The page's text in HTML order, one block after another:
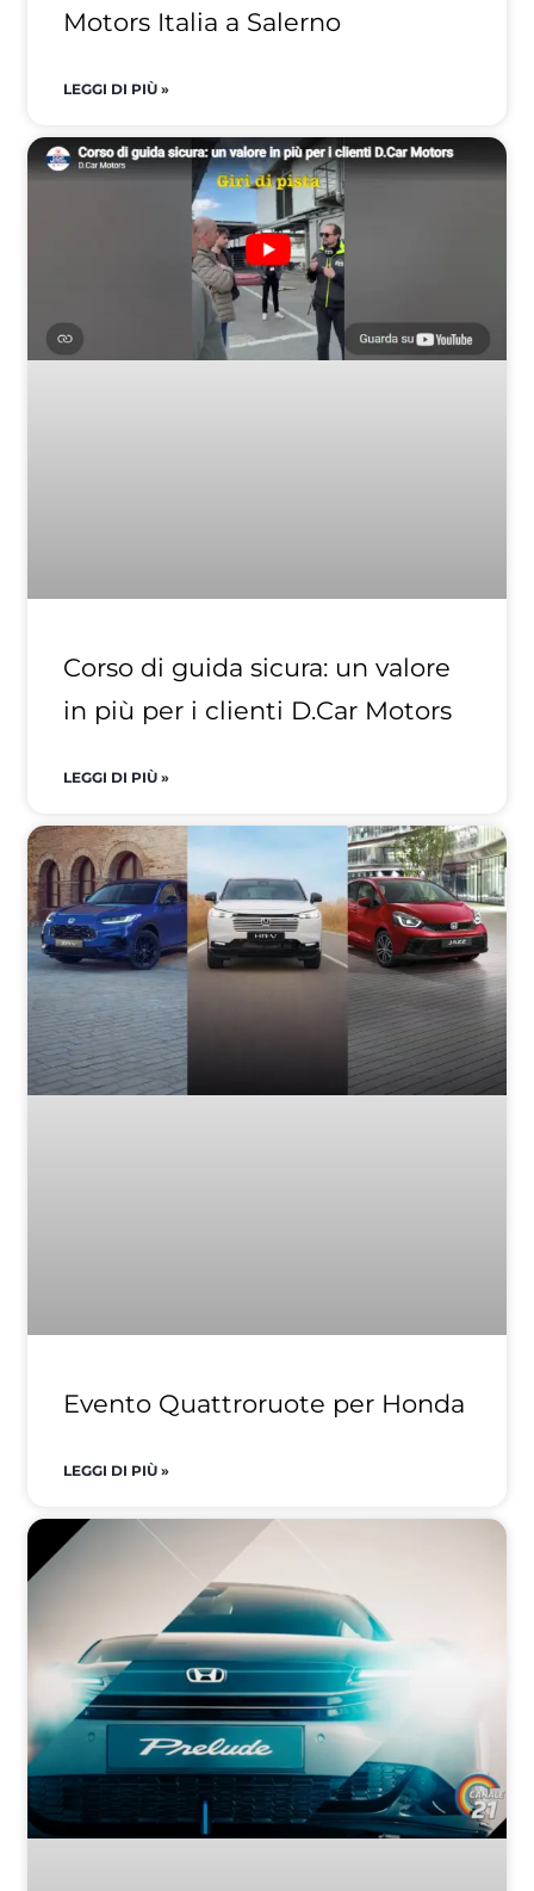
Motors Italia a Salerno
LEGGI DI PIÙ »
Corso di guida sicura: un valore
in più per i clienti D.Car Motors
LEGGI DI PIÙ »
Evento Quattroruote per Honda
LEGGI DI PIÙ »